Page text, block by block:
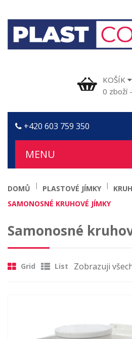
KOŠÍK
0 zboží-
+420 603 759 350
MENU
DOMŮ
ČASTÉ DOTAZY
KONTAKT
DOMŮ PLASTOVÉ JÍMKY
SAMONOSNÉ KRUHOVÉ JÍMKY
Samonosné
Grid List Zobrazuji